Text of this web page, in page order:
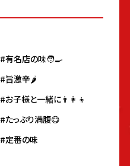
#有名店の味🧑‍🍳
#旨激辛🌶
#お子様と一緒に👨‍👩‍👦
#たっぷり満腹😋
#定番の味